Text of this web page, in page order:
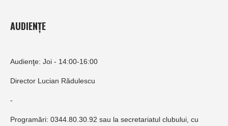
AUDIENȚE
Audienţe: Joi - 14:00-16:00
Director Lucian Rădulescu
-
Programări: 0344.80.30.92 sau la secretariatul clubului, cu